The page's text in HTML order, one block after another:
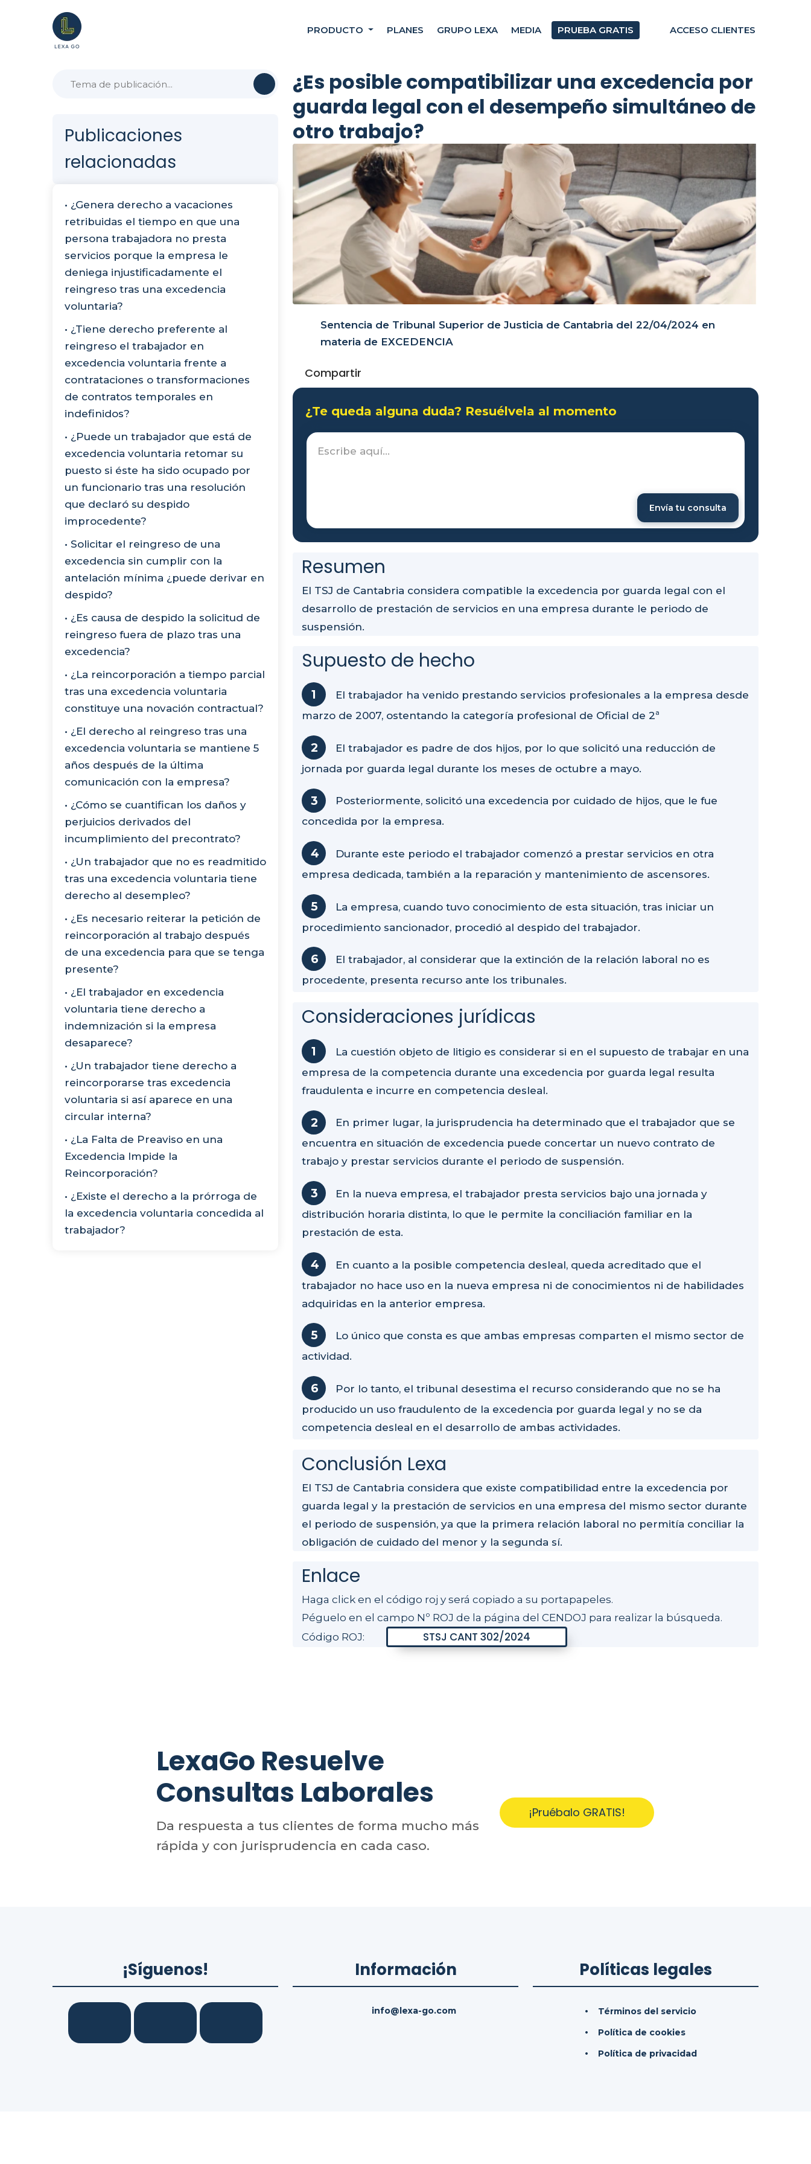
PRODUCTO PLANES GRUPO LEXA MEDIA PRUEBA GRATIS ACCESO CLIENTES
Publicaciones
relacionadas
• ¿Genera derecho a vacaciones
retribuidas el tiempo en que una
persona trabajadora no presta
servicios porque la empresa le
deniega injustificadamente el
reingreso tras una excedencia
voluntaria?
• ¿Tiene derecho preferente al
reingreso el trabajador en
excedencia voluntaria frente a
contrataciones o transformaciones
de contratos temporales en
indefinidos?
• ¿Puede un trabajador que está de
excedencia voluntaria retomar su
puesto si éste ha sido ocupado por
un funcionario tras una resolución
que declaró su despido
improcedente?
• Solicitar el reingreso de una
excedencia sin cumplir con la
antelación mínima ¿puede derivar en
despido?
• ¿Es causa de despido la solicitud de
reingreso fuera de plazo tras una
excedencia?
• ¿La reincorporación a tiempo parcial
tras una excedencia voluntaria
constituye una novación contractual?
• ¿El derecho al reingreso tras una
excedencia voluntaria se mantiene 5
años después de la última
comunicación con la empresa?
• ¿Cómo se cuantifican los daños y
perjuicios derivados del
incumplimiento del precontrato?
• ¿Un trabajador que no es readmitido
tras una excedencia voluntaria tiene
derecho al desempleo?
• ¿Es necesario reiterar la petición de
reincorporación al trabajo después
de una excedencia para que se tenga
presente?
• ¿El trabajador en excedencia
voluntaria tiene derecho a
indemnización si la empresa
desaparece?
• ¿Un trabajador tiene derecho a
reincorporarse tras excedencia
voluntaria si así aparece en una
circular interna?
• ¿La Falta de Preaviso en una
Excedencia Impide la
Reincorporación?
• ¿Existe el derecho a la prórroga de
la excedencia voluntaria concedida al
trabajador?
¿Es posible compatibilizar una excedencia por
guarda legal con el desempeño simultáneo de
otro trabajo?
Sentencia de Tribunal Superior de Justicia de Cantabria del 22/04/2024 en
materia de EXCEDENCIA
Compartir
¿Te queda alguna duda? Resuélvela al momento
Envía tu consulta
Resumen
El TSJ de Cantabria considera compatible la excedencia por guarda legal con el
desarrollo de prestación de servicios en una empresa durante le periodo de
suspensión.
Supuesto de hecho
El trabajador ha venido prestando servicios profesionales a la empresa desde
marzo de 2007, ostentando la categoría profesional de Oficial de 2ª
El trabajador es padre de dos hijos, por lo que solicitó una reducción de
jornada por guarda legal durante los meses de octubre a mayo.
Posteriormente, solicitó una excedencia por cuidado de hijos, que le fue
concedida por la empresa.
Durante este periodo el trabajador comenzó a prestar servicios en otra
empresa dedicada, también a la reparación y mantenimiento de ascensores.
La empresa, cuando tuvo conocimiento de esta situación, tras iniciar un
procedimiento sancionador, procedió al despido del trabajador.
El trabajador, al considerar que la extinción de la relación laboral no es
procedente, presenta recurso ante los tribunales.
Consideraciones jurídicas
La cuestión objeto de litigio es considerar si en el supuesto de trabajar en una
empresa de la competencia durante una excedencia por guarda legal resulta
fraudulenta e incurre en competencia desleal.
En primer lugar, la jurisprudencia ha determinado que el trabajador que se
encuentra en situación de excedencia puede concertar un nuevo contrato de
trabajo y prestar servicios durante el periodo de suspensión.
En la nueva empresa, el trabajador presta servicios bajo una jornada y
distribución horaria distinta, lo que le permite la conciliación familiar en la
prestación de esta.
En cuanto a la posible competencia desleal, queda acreditado que el
trabajador no hace uso en la nueva empresa ni de conocimientos ni de habilidades
adquiridas en la anterior empresa.
Lo único que consta es que ambas empresas comparten el mismo sector de
actividad.
Por lo tanto, el tribunal desestima el recurso considerando que no se ha
producido un uso fraudulento de la excedencia por guarda legal y no se da
competencia desleal en el desarrollo de ambas actividades.
Conclusión Lexa
El TSJ de Cantabria considera que existe compatibilidad entre la excedencia por
guarda legal y la prestación de servicios en una empresa del mismo sector durante
el periodo de suspensión, ya que la primera relación laboral no permitía conciliar la
obligación de cuidado del menor y la segunda sí.
Enlace
Haga click en el código roj y será copiado a su portapapeles.
Péguelo en el campo Nº ROJ de la página del CENDOJ para realizar la búsqueda.
Código ROJ:
LexaGo Resuelve
Consultas Laborales
Da respuesta a tus clientes de forma mucho más
rápida y con jurisprudencia en cada caso.
¡Pruébalo GRATIS!
¡Síguenos! Información
info@lexa-go.com
Políticas legales
Términos del servicio
Política de cookies
Política de privacidad